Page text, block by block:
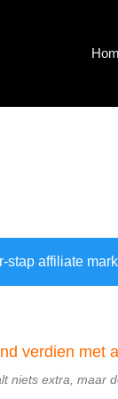
stap affiliate
niets extra, maar